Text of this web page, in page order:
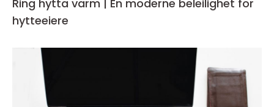
Ring hytta varm | En moderne beleilighet for
hytteeiere